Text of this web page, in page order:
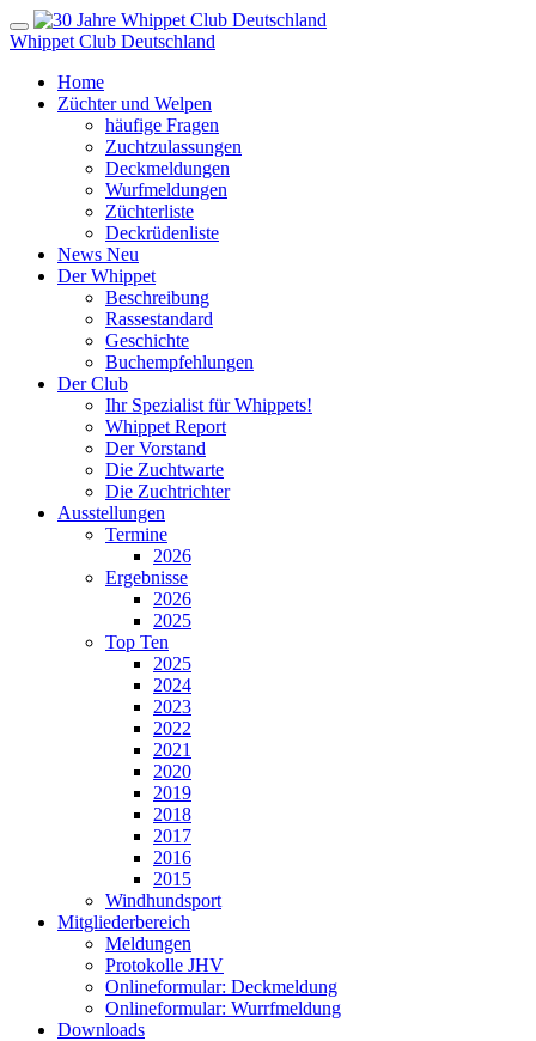
Whippet Club Deutschland
Home
Züchter und Welpen
häufige Fragen
Zuchtzulassungen
Deckmeldungen
Wurfmeldungen
Züchterliste
Deckrüdenliste
News Neu
Der Whippet
Beschreibung
Rassestandard
Geschichte
Buchempfehlungen
Der Club
Ihr Spezialist für Whippets!
Whippet Report
Der Vorstand
Die Zuchtwarte
Die Zuchtrichter
Ausstellungen
Termine
2026
Ergebnisse
2026
2025
Top Ten
2025
2024
2023
2022
2021
2020
2019
2018
2017
2016
2015
Windhundsport
Mitgliederbereich
Meldungen
Protokolle JHV
Onlineformular: Deckmeldung
Onlineformular: Wurrfmeldung
Downloads